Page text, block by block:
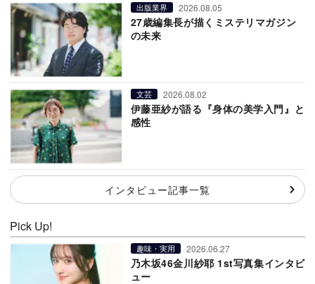
出版業界 2026.08.05
27歳編集長が描くミステリマガジン
の未来
文芸 2026.08.02
伊藤亜紗が語る『身体の美学入門』と
感性
インタビュー記事一覧
Pick Up!
趣味・実用 2026.06.27
乃木坂46金川紗耶 1st写真集インタビ
ュー